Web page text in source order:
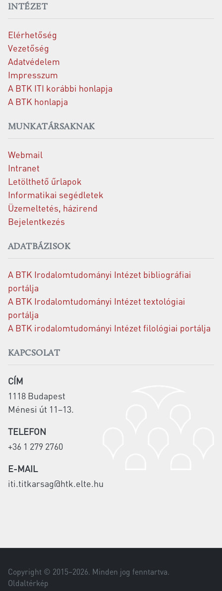
INTÉZET
Elérhetőség
Vezetőség
Adatvédelem
Impresszum
A BTK ITI korábbi honlapja
A BTK honlapja
MUNKATÁRSAKNAK
Webmail
Intranet
Letölthető űrlapok
Informatikai segédletek
Üzemeltetés, házirend
Bejelentkezés
ADATBÁZISOK
A BTK Irodalomtudományi Intézet bibliográfiai
portálja
A BTK Irodalomtudományi Intézet textológiai
portálja
A BTK irodalomtudományi Intézet filológiai portálja
KAPCSOLAT
CÍM
1118 Budapest
Ménesi út 11–13.
TELEFON
+36 1 279 2760
E-MAIL
iti.titkarsag@htk.elte.hu
Copyright © 2015–2026. Minden jog fenntartva.
Oldaltérkép